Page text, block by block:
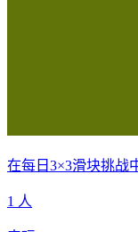
在每日3×3滑块挑战
1 人